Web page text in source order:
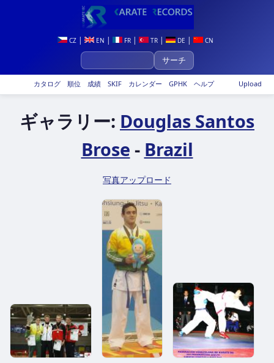
CZ| EN | FR| TR| DE | CN
Upload
カタログ 順位 成績 SKIF カレンダー GPHK ヘルプ
ギャラリー: Douglas Santos
Brose - Brazil
写真アップロード